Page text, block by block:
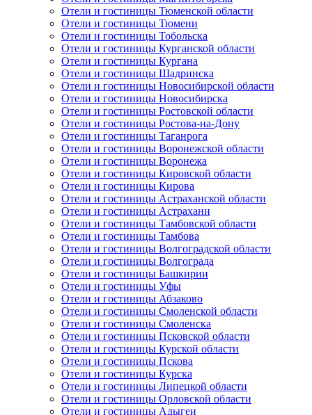
Отели и гостиницы Тюменской области
Отели и гостиницы Тюмени
Отели и гостиницы Тобольска
Отели и гостиницы Курганской области
Отели и гостиницы Кургана
Отели и гостиницы Шадринска
Отели и гостиницы Новосибирской области
Отели и гостиницы Новосибирска
Отели и гостиницы Ростовской области
Отели и гостиницы Ростова-на-Дону
Отели и гостиницы Таганрога
Отели и гостиницы Воронежской области
Отели и гостиницы Воронежа
Отели и гостиницы Кировской области
Отели и гостиницы Кирова
Отели и гостиницы Астраханской области
Отели и гостиницы Астрахани
Отели и гостиницы Тамбовской области
Отели и гостиницы Тамбова
Отели и гостиницы Волгоградской области
Отели и гостиницы Волгограда
Отели и гостиницы Башкирии
Отели и гостиницы Уфы
Отели и гостиницы Абзаково
Отели и гостиницы Смоленской области
Отели и гостиницы Смоленска
Отели и гостиницы Псковской области
Отели и гостиницы Курской области
Отели и гостиницы Пскова
Отели и гостиницы Курска
Отели и гостиницы Липецкой области
Отели и гостиницы Орловской области
Отели и гостиницы Адыгеи